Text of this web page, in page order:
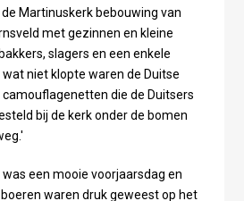
Martinuskerk bebouwing van
met gezinnen en kleine
slagers en een enkele
wat niet klopte waren de Duitse
die de Duitsers
bij de kerk onder de bomen
een mooie voorjaarsdag en
waren druk geweest op het